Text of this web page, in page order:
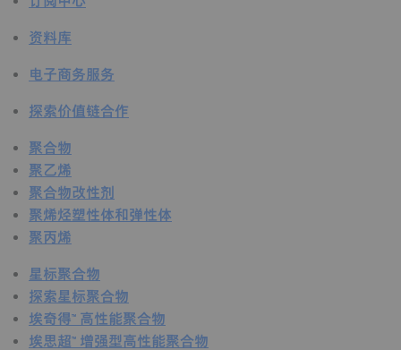
资料库
电子商务服务
探索价值链合作
聚合物
聚乙烯
聚合物改性剂
聚烯烃塑性体和弹性体
聚丙烯
星标聚合物
探索星标聚合物
埃奇得™ 高性能聚合物
埃思超™ 增强型高性能聚合物